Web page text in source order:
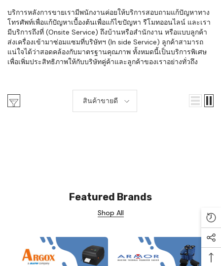
บริการหลังการขายเรามีพนักงานค่อยให้บริการสอบถามแก้ปัญหาทาง
โทรศัพท์เพื่อแก้ปัญหาเบื้องต้นเพื่อแก้ไขปัญหา รีโมทออนไลน์ และเรา
มีบริการถึงที่ (Onsite Service) ถึงบ้านหรือสำนักงาน หรือแบบลูกค้า
ส่งเครื่องเข้ามาซ่อมแซมที่บริษัทฯ (In side Service) ลูกค้าสามารถ
แน่ใจได้ว่าสอดคล้องกับมาตรฐานคุณภาพ ทั้งหมดนี้เป็นบริการพิเศษ
เพื่อเพิ่มประสิทธิภาพให้กับบริษัทคู่ค้าและลูกค้าของเราอย่างทั่วถึง
สินค้าขายดี
Featured Brands
Shop All